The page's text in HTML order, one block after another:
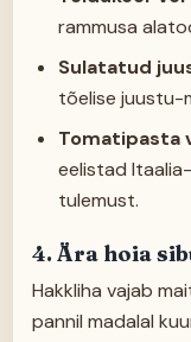
rammusa
Sulatatud
tõelise juustu-
Tomatipasta
eelistad
tulemust.
4. Ära hoia
Hakkliha vajab
pannil madalal